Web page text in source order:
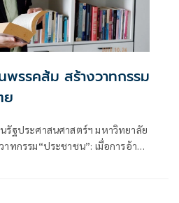
พรรคส้ม สร้างวาทกรรม
ย
รัฐประศาสนศาสตร์ฯ มหาวิทยาลัย
ทกรรม“ประชาชน”: เมื่อการอ้าง